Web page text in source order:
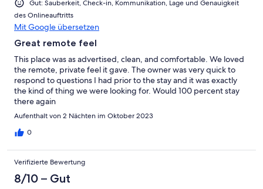
Gut: Sauberkeit, Check-in, Kommunikation, Lage und Genauigkeit
des Onlineauftritts
Mit Google übersetzen
Great remote feel
This place was as advertised, clean, and comfortable. We loved
the remote, private feel it gave. The owner was very quick to
respond to questions I had prior to the stay and it was exactly
the kind of thing we were looking for. Would 100 percent stay
there again
Aufenthalt von 2 Nächten im Oktober 2023
0
Verifizierte Bewertung
8/10 – Gut